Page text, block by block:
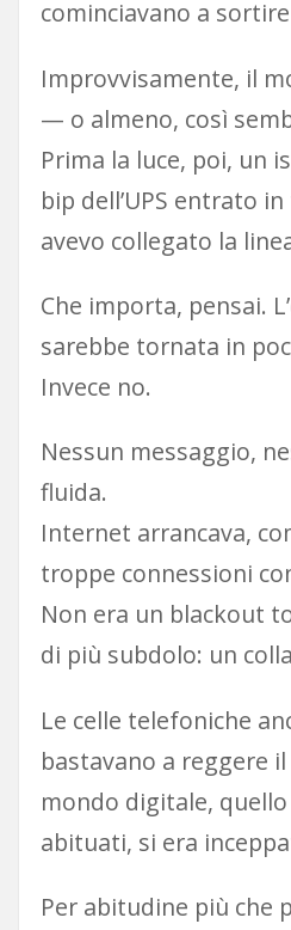
cominciavano a
Improvvisamente, il
— o almeno, così
Prima la luce, poi, un
bip dell’UPS entrato
avevo collegato la
Che importa, pensai.
sarebbe tornata in
Invece no.
Nessun messaggio,
fluida.
Internet arrancava,
troppe connessioni
Non era un blackout
di più subdolo: un
Le celle telefoniche
bastavano a reggere
mondo digitale,
abituati, si era
Per abitudine più che